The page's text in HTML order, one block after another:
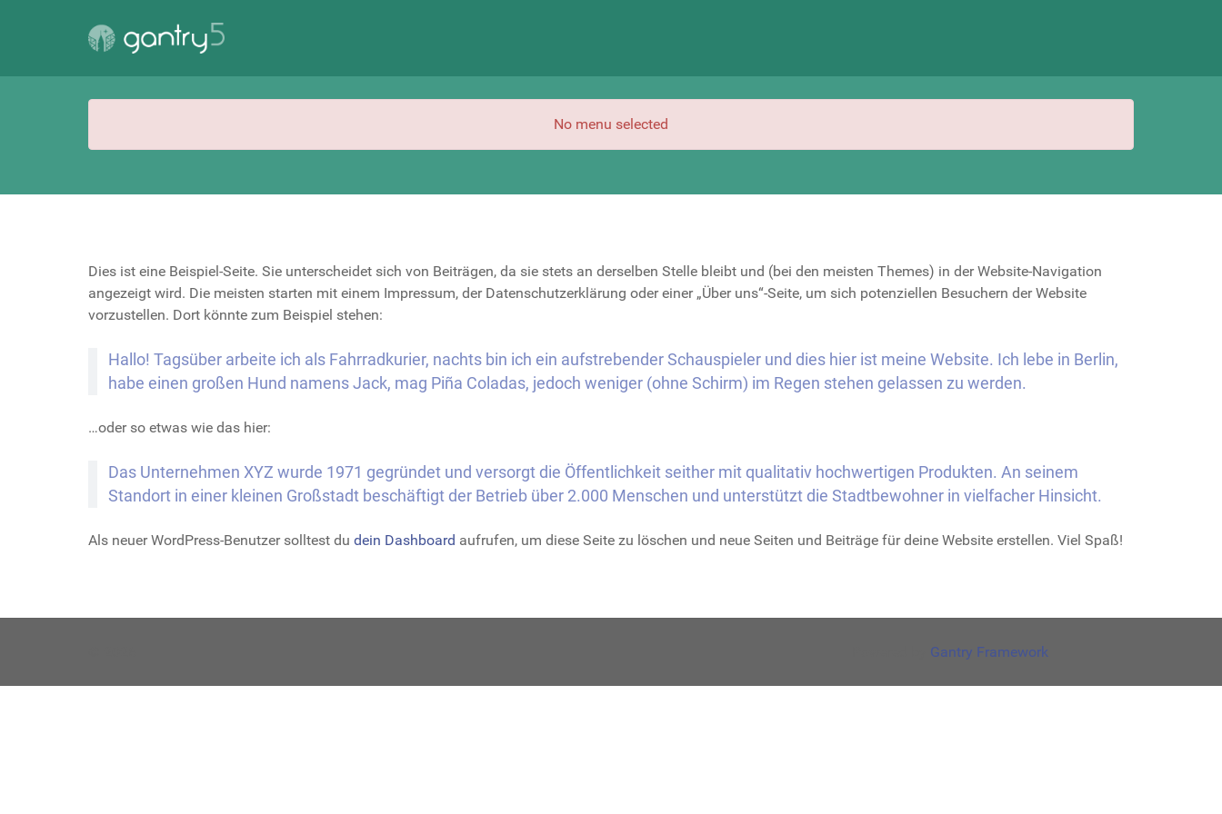
No menu selected
Dies ist eine Beispiel-Seite. Sie unterscheidet sich von Beiträgen, da sie stets an derselben Stelle bleibt und (bei den meisten Themes) in der Website-Navigation
angezeigt wird. Die meisten starten mit einem Impressum, der Datenschutzerklärung oder einer „Über uns“-Seite, um sich potenziellen Besuchern der Website
vorzustellen. Dort könnte zum Beispiel stehen:
Hallo! Tagsüber arbeite ich als Fahrradkurier, nachts bin ich ein aufstrebender Schauspieler und dies hier ist meine Website. Ich lebe in Berlin,
habe einen großen Hund namens Jack, mag Piña Coladas, jedoch weniger (ohne Schirm) im Regen stehen gelassen zu werden.
…oder so etwas wie das hier:
Das Unternehmen XYZ wurde 1971 gegründet und versorgt die Öffentlichkeit seither mit qualitativ hochwertigen Produkten. An seinem
Standort in einer kleinen Großstadt beschäftigt der Betrieb über 2.000 Menschen und unterstützt die Stadtbewohner in vielfacher Hinsicht.
Als neuer WordPress-Benutzer solltest du dein Dashboard aufrufen, um diese Seite zu löschen und neue Seiten und Beiträge für deine Website erstellen. Viel Spaß!
Gantry Framework